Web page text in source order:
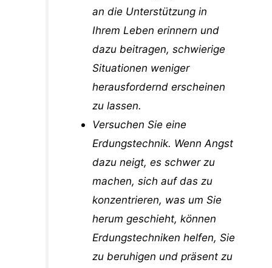
an die Unterstützung in
Ihrem Leben erinnern und
dazu beitragen, schwierige
Situationen weniger
herausfordernd erscheinen
zu lassen.
Versuchen Sie eine
Erdungstechnik. Wenn Angst
dazu neigt, es schwer zu
machen, sich auf das zu
konzentrieren, was um Sie
herum geschieht, können
Erdungstechniken helfen, Sie
zu beruhigen und präsent zu